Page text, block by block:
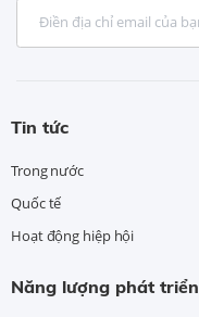
Tin tức
Trong nước
Quốc tế
Hoạt động hiệp hội
Năng lượng phát triển